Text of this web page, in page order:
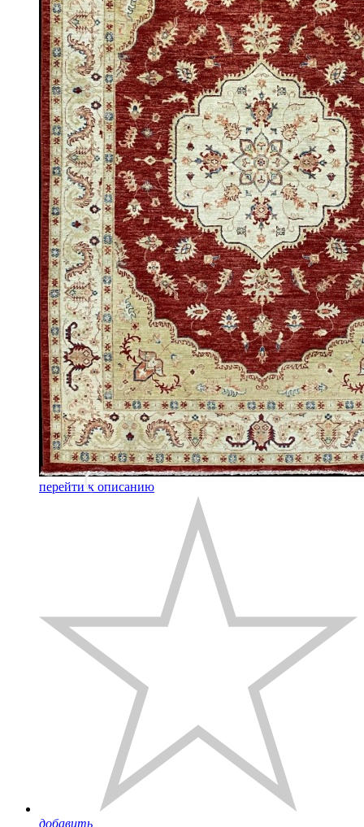
перейти к описанию
добавить